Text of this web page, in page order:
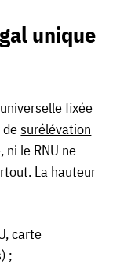
unique
fixée
desurélévation
ni le RNU ne
La hauteur
carte
;